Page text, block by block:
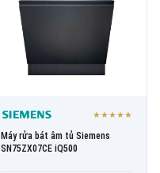
★★★★★
Máy rửa bát âm tủ Siemens
SN75ZX07CE iQ500